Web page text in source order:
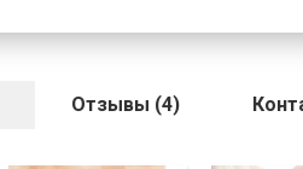
Отзывы (4)